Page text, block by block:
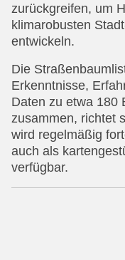
zurückgreifen, um
klimarobusten
entwickeln.
Die
Erkenntnisse,
Daten zu etwa 180
zusammen, richtet
wird regelmäßig
auch als
verfügbar.